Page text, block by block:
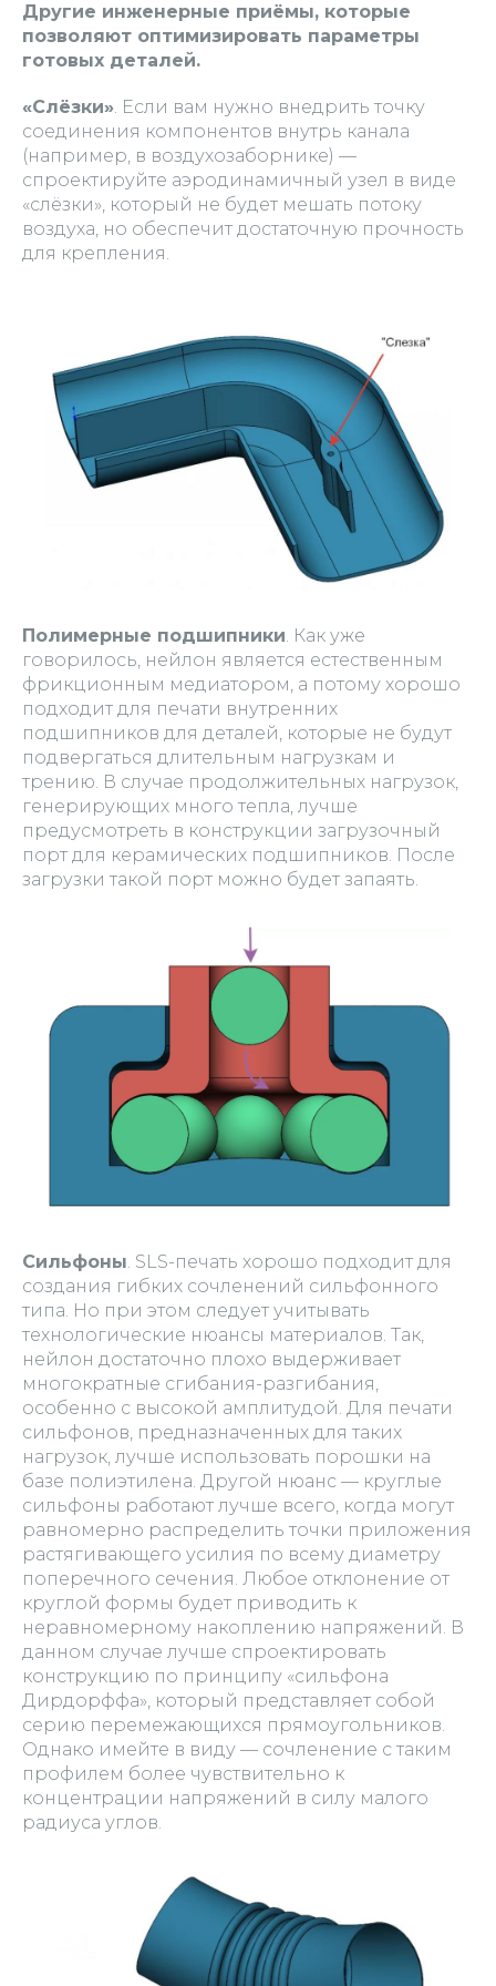
Другие инженерные приёмы, которые
позволяют оптимизировать параметры
готовых деталей.
«Слёзки». Если вам нужно внедрить точку
соединения компонентов внутрь канала
(например, в воздухозаборнике) —
спроектируйте аэродинамичный узел в виде
«слёзки», который не будет мешать потоку
воздуха, но обеспечит достаточную прочность
для крепления.
Полимерные подшипники. Как уже
говорилось, нейлон является естественным
фрикционным медиатором, а потому хорошо
подходит для печати внутренних
подшипников для деталей, которые не будут
подвергаться длительным нагрузкам и
трению. В случае продолжительных нагрузок,
генерирующих много тепла, лучше
предусмотреть в конструкции загрузочный
порт для керамических подшипников. После
загрузки такой порт можно будет запаять.
Сильфоны. SLS-печать хорошо подходит для
создания гибких сочленений сильфонного
типа. Но при этом следует учитывать
технологические нюансы материалов. Так,
нейлон достаточно плохо выдерживает
многократные сгибания-разгибания,
особенно с высокой амплитудой. Для печати
сильфонов, предназначенных для таких
нагрузок, лучше использовать порошки на
базе полиэтилена. Другой нюанс — круглые
сильфоны работают лучше всего, когда могут
равномерно распределить точки приложения
растягивающего усилия по всему диаметру
поперечного сечения. Любое отклонение от
круглой формы будет приводить к
неравномерному накоплению напряжений. В
данном случае лучше спроектировать
конструкцию по принципу «сильфона
Дирдорффа», который представляет собой
серию перемежающихся прямоугольников.
Однако имейте в виду — сочленение с таким
профилем более чувствительно к
концентрации напряжений в силу малого
радиуса углов.